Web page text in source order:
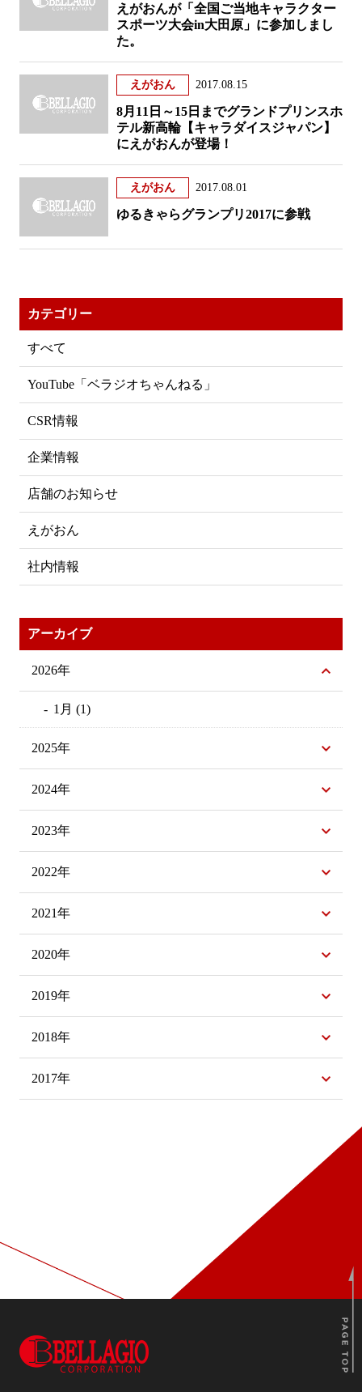
えがおんが「全国ご当地キャラクター
スポーツ大会in大田原」に参加しまし
た。
えがおん 2017.08.15
8月11日～15日までグランドプリンスホ
テル新高輪【キャラダイスジャパン】
にえがおんが登場！
えがおん 2017.08.01
ゆるきゃらグランプリ2017に参戦
カテゴリー
すべて
YouTube「ベラジオちゃんねる」
CSR情報
企業情報
店舗のお知らせ
えがおん
社内情報
アーカイブ
2026年
1月 (1)
2025年
2024年
2023年
2022年
2021年
2020年
2019年
2018年
2017年